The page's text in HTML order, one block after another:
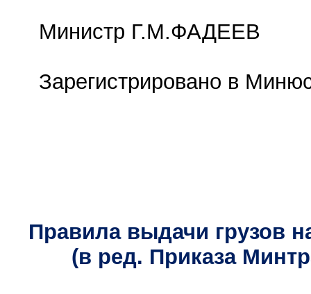
Министр Г.М.ФАДЕЕВ
Зарегистрировано в
Правила выдачи грузов
(в ред. Приказа